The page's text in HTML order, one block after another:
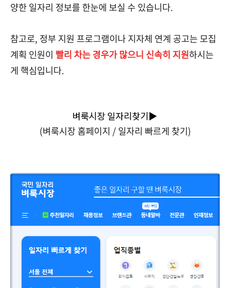
양한 일자리 정보를 한눈에 보실 수 있습니다.
참고로, 정부 지원 프로그램이나 지자체 연계 공고는 모집
계획 인원이 빨리 차는 경우가 많으니 신속히 지원하시는
게 핵심입니다.
벼룩시장 일자리찾기▶
(벼룩시장 홈페이지 / 일자리 빠르게 찾기)